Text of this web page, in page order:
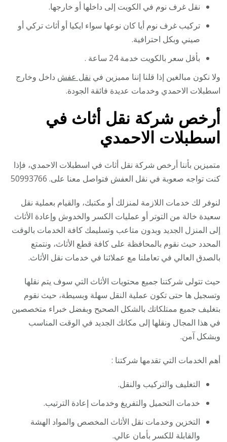
نقل غرف نوم في الكويت إلى داخلها أو خارجها.
تركيب غرف نوم أيا كان نوعها سواء ايكيا أو أثاث تركي أو
صيني وبكل احترافية.
بأقل سعر بالكويت خدمة 24 ساعة .
ولا نكون مبالغين إذا قلنا إننا مميزين في نقل عفش داخل وخارج
اسطبلات الاحمدي وخدمات عديدة فائقة الجودة.
أرخص شركة نقل أثاث في
اسطبلات الاحمدي
متميزين بأننا أرخص شركة نقل أثاث في اسطبلات الاحمدي، فإذا
كنت تواجه صعوبة في نقل العفش فتواصل معنا على. 50993766
لنوفر لك خدمات اللازمة لمنزلك أو مكتبك، والقيام بعملية نقل
سعيدة خالة من التوتر أو عمليات الكسر والخدوش وإعادة الأثاث
إلى المنزل الجديد وبدون متاعب وتسليمك كافة الخدمات بالوقت
المحدد حيث نقوم بالمحافظة على كافة قطع الأثاث، ونتمتع
بالصدق العالي في تعاملنا مع عملائنا في خدمات نقل الأثاث.
حيث تتولى شركتنا جميع محتويات الأثاث التي سوف يتم نقلها
وتسجيل ها حتى تكون عملية النقل سهلة وبسيطة، حيث نقوم
بتغليف جميع ممتلكاتك بالشكل الصحيح وبفضل خبراء متخصصين
في هذا المجال ونقلها إلى مكانك الجديد في الوقت المناسب
وبشكل آمن.
أهم الخدمات التي تقدمها شركتنا :
التغليف والتركيب والنقل.
خدمات التحميل والتفريغ وخدمات إعادة الترتيب.
التخزين وخدمات نقل الأثاث المخصص والمواد الهشة
والقابلة للكسر بأمان عالي.